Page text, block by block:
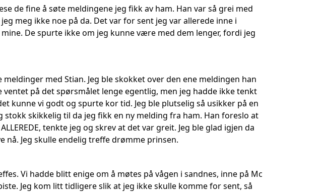
de fine å søte meldingene jeg fikk av ham. Han var så grei med
meg ikke noe på da. Det var for sent jeg var allerede inne i
De spurte ikke om jeg kunne være med dem lenger, fordi jeg
med Stian. Jeg ble skokket over den ene meldingen han
på det spørsmålet lenge egentlig, men jeg hadde ikke tenkt
kunne vi godt og spurte kor tid. Jeg ble plutselig så usikker på en
stokk skikkelig til da jeg fikk en ny melding fra ham. Han foreslo at
tenkte jeg og skrev at det var greit. Jeg ble glad igjen da
nå. Jeg skulle endelig treffe drømme prinsen.
Vi hadde blitt enige om å møtes på vågen i sandnes, inne på Mc
Jeg kom litt tidligere slik at jeg ikke skulle komme for sent, så